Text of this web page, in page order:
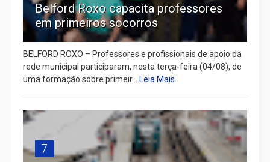
Belford Roxo capacita professores
em primeiros socorros
BELFORD ROXO – Professores e profissionais de apoio da
rede municipal participaram, nesta terça-feira (04/08), de
uma formação sobre primeir... Leia Mais
7